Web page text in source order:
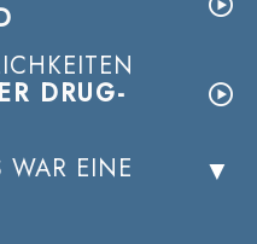
DRUG-
EINE